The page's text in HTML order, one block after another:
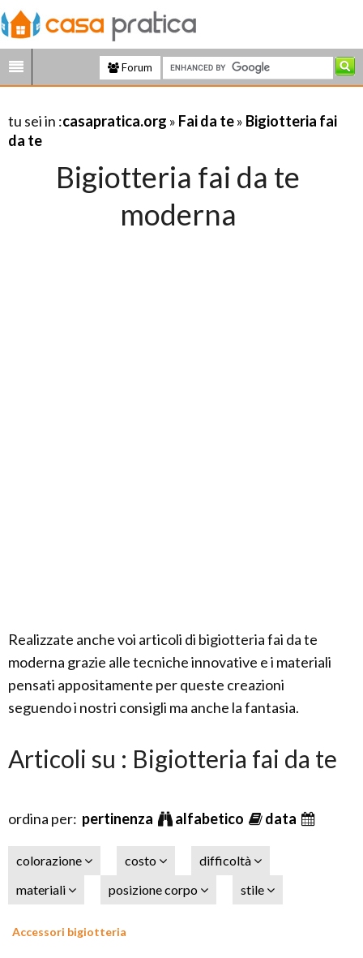
Forum
tu sei in :casapratica.org » Fai da te» Bigiotteria fai
da te
Bigiotteria fai da te
moderna
Realizzate anche voi articoli di bigiotteria fai da te
moderna grazie alle tecniche innovative e i materiali
pensati appositamente per queste creazioni
seguendo i nostri consigli ma anche la fantasia.
Articoli su : Bigiotteria fai da te
ordina per: pertinenza alfabetico data
colorazione costo
difficoltà
materiali
posizione corpo stile
Accessori bigiotteria